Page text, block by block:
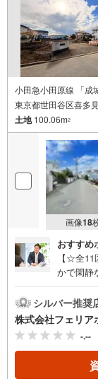
小田急小田原線 「成
東京都世田谷区喜多
土地100.06m2
画像18
おすすめ
【☆全
かで閑静
スメーカ
店は、土
広い物件
やご売却
予約で
をクリ
シルバー推奨
株式会社フェリア
-.--